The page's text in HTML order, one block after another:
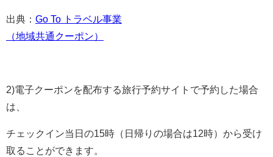
出典： Go To トラベル事業
（地域共通クーポン）
2)電子クーポンを配布する旅行予約サイトで予約した場合
は、
チェックイン当日の15時（日帰りの場合は12時）から受け
取ることができます。